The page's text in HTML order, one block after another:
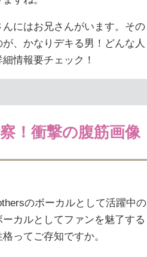
にはお兄さんがいます。その
、かなりデキる男！どんな人
情報要チェック！
！衝撃の腹筋画像
のボーカルとして活躍中の
カルとしてファンを魅了する
ってご存知ですか。